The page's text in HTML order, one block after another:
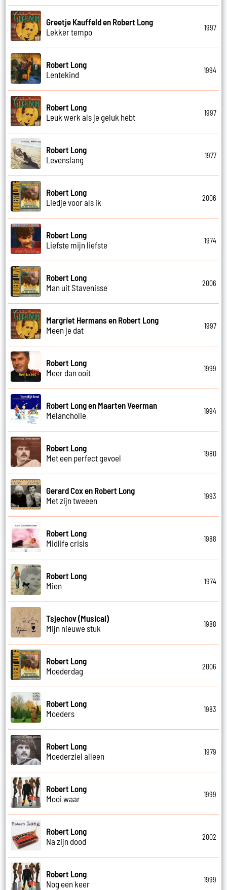
Greetje Kauffeld en Robert Long
Lekker tempo
1997
Robert Long
Lentekind
1994
Robert Long
Leuk werk als je geluk hebt
1997
Robert Long
Levenslang
1977
Robert Long
Liedje voor als ik
2006
Robert Long
Liefste mijn liefste
1974
Robert Long
Man uit Stavenisse
2006
Margriet Hermans en Robert Long
Meen je dat
1997
Robert Long
Meer dan ooit
1999
Robert Long en Maarten Veerman
Melancholie
1994
Robert Long
Met een perfect gevoel
1980
Gerard Cox en Robert Long
Met zijn tweeen
1993
Robert Long
Midlife crisis
1988
Robert Long
Mien
1974
Tsjechov (Musical)
Mijn nieuwe stuk
1988
Robert Long
Moederdag
2006
Robert Long
Moeders
1983
Robert Long
Moederziel alleen
1979
Robert Long
Mooi waar
1999
Robert Long
Na zijn dood
2002
Robert Long
Nog een keer
1999